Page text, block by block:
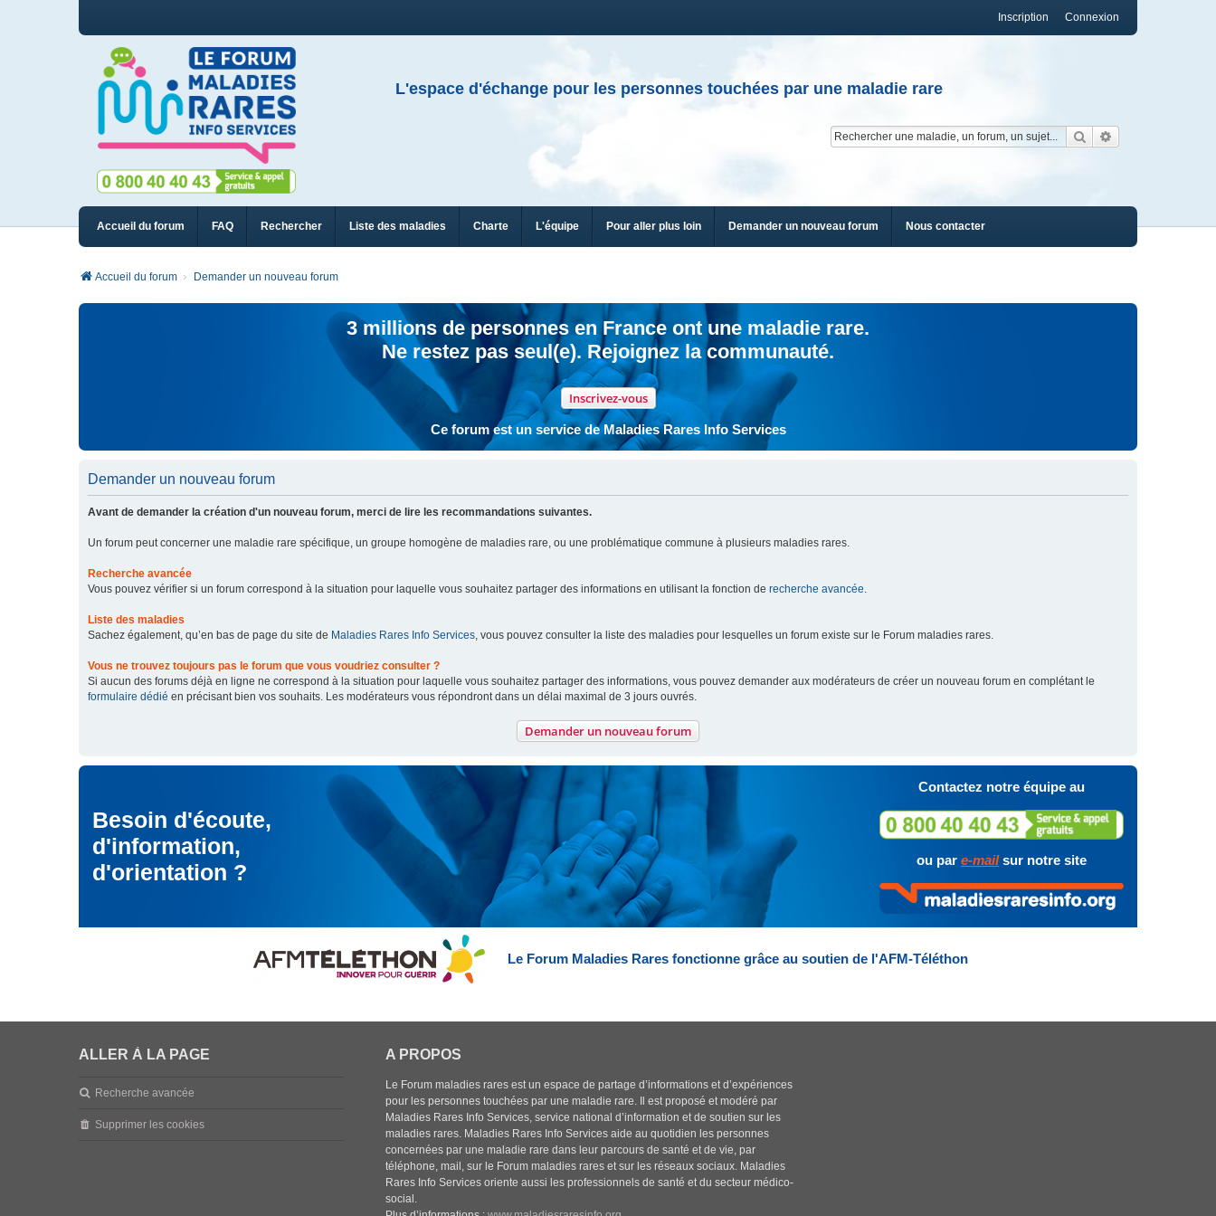
Connexion
Inscription
L'espace d'échange pour les personnes touchées par une maladie rare
Rechercher
Accueil du forum FAQ Rechercher Liste des maladies Charte L'équipe Pour aller plus loin Demander un nouveau forum Nous contacter
Accueil du forum Demander un nouveau forum
3 millions de personnes en France ont une maladie rare.
Ne restez pas seul(e). Rejoignez la communauté.
Inscrivez-vous
Ce forum est un service de Maladies Rares Info Services
Demander un nouveau forum
Avant de demander la création d'un nouveau forum, merci de lire les recommandations suivantes.
Un forum peut concerner une maladie rare spécifique, un groupe homogène de maladies rare, ou une problématique commune à plusieurs maladies rares.
Recherche avancée
Vous pouvez vérifier si un forum correspond à la situation pour laquelle vous souhaitez partager des informations en utilisant la fonction de recherche avancée.
Liste des maladies
Sachez également, qu’en bas de page du site de Maladies Rares Info Services, vous pouvez consulter la liste des maladies pour lesquelles un forum existe sur le Forum maladies rares.
Vous ne trouvez toujours pas le forum que vous voudriez consulter ?
Si aucun des forums déjà en ligne ne correspond à la situation pour laquelle vous souhaitez partager des informations, vous pouvez demander aux modérateurs de créer un nouveau forum en complétant le
formulaire dédié en précisant bien vos souhaits. Les modérateurs vous répondront dans un délai maximal de 3 jours ouvrés.
Demander un nouveau forum
Besoin d'écoute,
d'information,
d'orientation ?
Contactez notre équipe au
ou par e-mailsur notre site
Le Forum Maladies Rares fonctionne grâce au soutien de l'AFM-Téléthon
ALLER À LA PAGE
Recherche avancée
Supprimer les cookies
A PROPOS
Le Forum maladies rares est un espace de partage d’informations et d’expériences
pour les personnes touchées par une maladie rare. Il est proposé et modéré par
Maladies Rares Info Services, service national d’information et de soutien sur les
maladies rares. Maladies Rares Info Services aide au quotidien les personnes
concernées par une maladie rare dans leur parcours de santé et de vie, par
téléphone, mail, sur le Forum maladies rares et sur les réseaux sociaux. Maladies
Rares Info Services oriente aussi les professionnels de santé et du secteur médico-
social.